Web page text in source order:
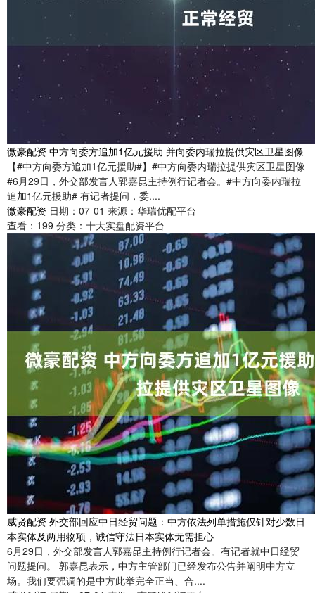
微豪配资 中方向委方追加1亿元援助 并向委内瑞拉提供灾区卫星图像
【#中方向委方追加1亿元援助#】#中方向委内瑞拉提供灾区卫星图像
#6月29日，外交部发言人郭嘉昆主持例行记者会。#中方向委内瑞拉
追加1亿元援助# 有记者提问，委....
微豪配资 日期：07-01 来源：华瑞优配平台
查看： 199 分类： 十大实盘配资平台
威贤配资 外交部回应中日经贸问题：中方依法列单措施仅针对少数日
本实体及两用物项，诚信守法日本实体无需担心
6月29日，外交部发言人郭嘉昆主持例行记者会。有记者就中日经贸
问题提问。 郭嘉昆表示，中方主管部门已经发布公告并阐明中方立
场。我们要强调的是中方此举完全正当、合....